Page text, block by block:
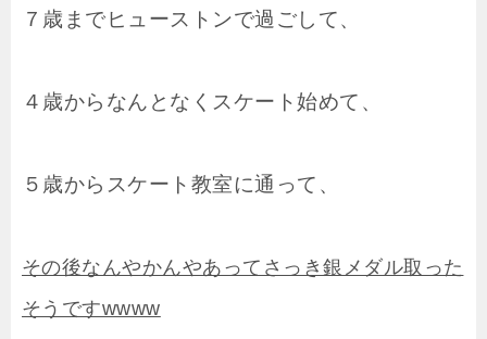
７歳までヒューストンで過ごして、
４歳からなんとなくスケート始めて、
５歳からスケート教室に通って、
その後なんやかんやあってさっき銀メダル取った
そうですwwww